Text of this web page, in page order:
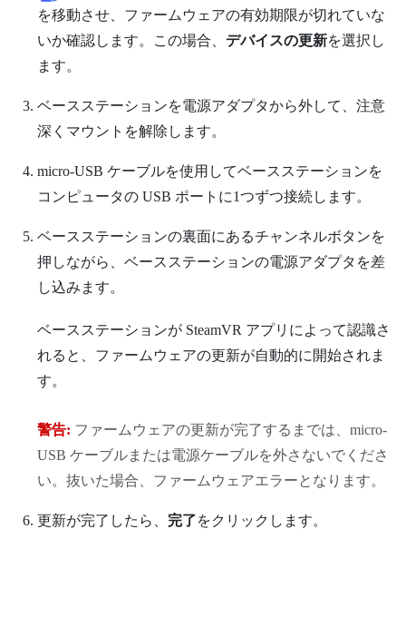
を移動させ、ファームウェアの有効期限が切れていな
いか確認します。この場合、 デバイスの更新を選択し
ます。
ベースステーションを電源アダプタから外して、注意
深くマウントを解除します。
micro-USB ケーブルを使用してベースステーションを
コンピュータの USB ポートに1つずつ接続します。
ベースステーションの裏面にあるチャンネルボタンを
押しながら、ベースステーションの電源アダプタを差
し込みます。
ベースステーションが SteamVR アプリによって認識さ
れると、ファームウェアの更新が自動的に開始されま
す。
警告: ファームウェアの更新が完了するまでは、micro-
USB ケーブルまたは電源ケーブルを外さないでくださ
い。抜いた場合、ファームウェアエラーとなります。
更新が完了したら、 完了をクリックします。